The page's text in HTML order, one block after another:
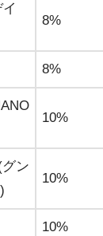
8%
8%
10%
ン
10%
10%